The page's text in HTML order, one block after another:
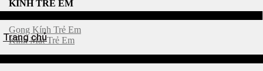
KÍNH TRẺ EM
Gọng Kính Trẻ Em
Kính Mát Trẻ Em
Trang chủ